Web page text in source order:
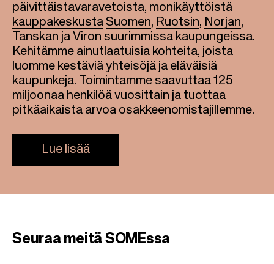
päivittäistavaravetoista, monikäyttöistä
kauppakeskusta Suomen, Ruotsin, Norjan,
Tanskan ja Viron suurimmissa kaupungeissa.
Kehitämme ainutlaatuisia kohteita, joista
luomme kestäviä yhteisöjä ja eläväisiä
kaupunkeja.
Toimintamme saavuttaa 125
miljoonaa henkilöä vuosittain ja tuottaa
pitkäaikaista arvoa osakkeenomistajillemme.
Lue lisää
Seuraa meitä SOMEssa